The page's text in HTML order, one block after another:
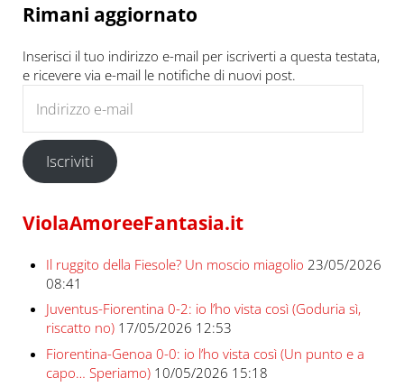
Rimani aggiornato
Inserisci il tuo indirizzo e-mail per iscriverti a questa testata,
e ricevere via e-mail le notifiche di nuovi post.
Iscriviti
ViolaAmoreeFantasia.it
Il ruggito della Fiesole? Un moscio miagolio 23/05/2026
08:41
Juventus-Fiorentina 0-2: io l’ho vista così (Goduria sì,
riscatto no) 17/05/2026 12:53
Fiorentina-Genoa 0-0: io l’ho vista così (Un punto e a
capo… Speriamo) 10/05/2026 15:18